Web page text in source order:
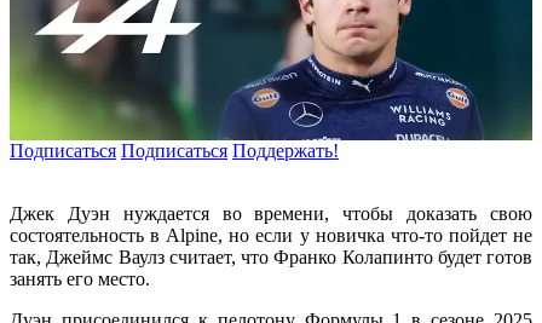
Подписаться Подписаться Поддержать!
Джек Дуэн нуждается во времени, чтобы доказать свою
состоятельность в Alpine, но если у новичка что-то пойдет не
так, Джеймс Ваулз считает, что Франко Колапинто будет готов
занять его место.